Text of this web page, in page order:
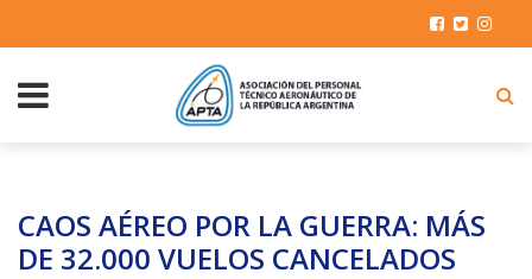
CAOS AÉREO POR LA GUERRA: MÁS
DE 32.000 VUELOS CANCELADOS